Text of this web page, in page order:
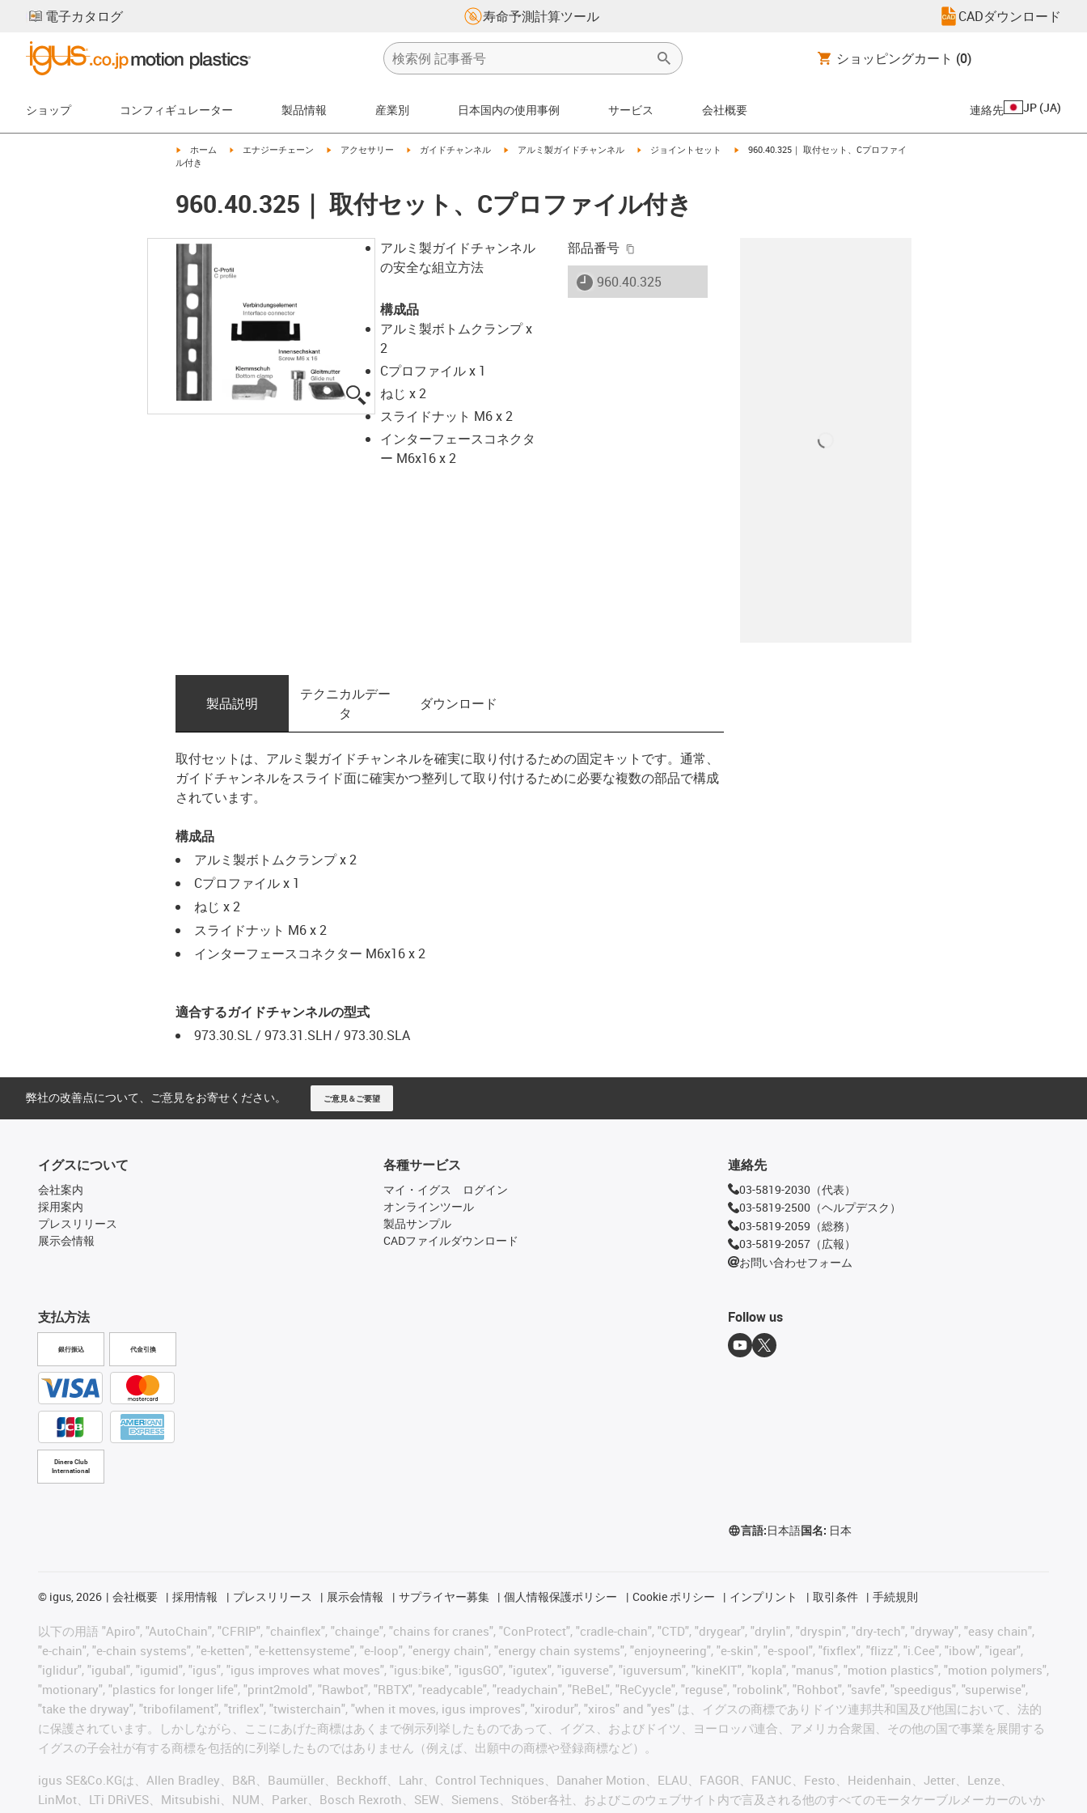
電子カタログ 寿命予測計算ツール CADダウンロード
ショッピングカート (0)
ショップ コンフィギュレーター 製品情報 産業別 日本国内の使用事例 サービス 会社概要 連絡先 JP (JA)
igus-icon-arrow-right
ホーム igus-icon-arrow-right
エナジーチェーン igus-icon-arrow-right
アクセサリー igus-icon-arrow-right
ガイドチャンネル igus-icon-arrow-right
アルミ製ガイドチャンネル igus-icon-arrow-right
ジョイントセット igus-icon-arrow-right
960.40.325｜ 取付セット、Cプロファイ
ル付き
960.40.325｜ 取付セット、Cプロファイル付き
igus-icon-lupe
アルミ製ガイドチャンネル
の安全な組立方法
構成品
アルミ製ボトムクランプ x
2
Cプロファイル x 1
ねじ x 2
スライドナット M6 x 2
インターフェースコネクタ
ー M6x16 x 2
部品番号
igus-icon-lieferzeit
960.40.325
製品説明
テクニカルデー
タ
ダウンロード
取付セットは、アルミ製ガイドチャンネルを確実に取り付けるための固定キットです。通常、
ガイドチャンネルをスライド面に確実かつ整列して取り付けるために必要な複数の部品で構成
されています。
構成品
アルミ製ボトムクランプ x 2
Cプロファイル x 1
ねじ x 2
スライドナット M6 x 2
インターフェースコネクター M6x16 x 2
適合するガイドチャンネルの型式
973.30.SL / 973.31.SLH / 973.30.SLA
弊社の改善点について、ご意見をお寄せください。 ご意見＆ご要望
イグスについて
会社案内
採用案内
プレスリリース
展示会情報
支払方法
銀行振込 代金引換
Diners Club
International
各種サービス
マイ・イグス ログイン
オンラインツール
製品サンプル
CADファイルダウンロード
連絡先
03-5819-2030（代表）
03-5819-2500（ヘルプデスク）
03-5819-2059（総務）
03-5819-2057（広報）
お問い合わせフォーム
Follow us
言語:日本語国名: 日本
© igus, 2026 会社概要 採用情報 プレスリリース 展示会情報 サプライヤー募集 個人情報保護ポリシー Cookie ポリシー インプリント 取引条件 手続規則
以下の用語 "Apiro", "AutoChain", "CFRIP", "chainflex", "chainge", "chains for cranes", "ConProtect", "cradle-chain", "CTD", "drygear", "drylin", "dryspin", "dry-tech", "dryway", "easy chain",
"e-chain", "e-chain systems", "e-ketten", "e-kettensysteme", "e-loop", "energy chain", "energy chain systems", "enjoyneering", "e-skin", "e-spool", "fixflex", "flizz", "i.Cee", "ibow", "igear",
"iglidur", "igubal", "igumid", "igus", "igus improves what moves", "igus:bike", "igusGO", "igutex", "iguverse", "iguversum", "kineKIT", "kopla", "manus", "motion plastics", "motion polymers",
"motionary", "plastics for longer life", "print2mold", "Rawbot", "RBTX", "readycable", "readychain", "ReBeL", "ReCyycle", "reguse", "robolink", "Rohbot", "savfe", "speedigus", "superwise",
"take the dryway", "tribofilament", "triflex", "twisterchain", "when it moves, igus improves", "xirodur", "xiros" and "yes" は、イグスの商標でありドイツ連邦共和国及び他国において、法的
に保護されています。しかしながら、ここにあげた商標はあくまで例示列挙したものであって、イグス、およびドイツ、ヨーロッパ連合、アメリカ合衆国、その他の国で事業を展開する
イグスの子会社が有する商標を包括的に列挙したものではありません（例えば、出願中の商標や登録商標など）。
igus SE&Co.KGは、Allen Bradley、B&R、Baumüller、Beckhoff、Lahr、Control Techniques、Danaher Motion、ELAU、FAGOR、FANUC、Festo、Heidenhain、Jetter、Lenze、
LinMot、LTi DRiVES、Mitsubishi、NUM、Parker、Bosch Rexroth、SEW、Siemens、Stöber各社、およびこのウェブサイト内で言及される他のすべてのモータケーブルメーカーのいか